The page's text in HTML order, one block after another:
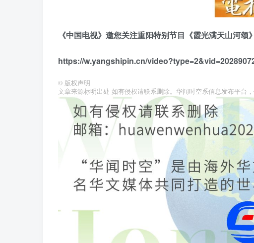
《中国电视》邀您关注重阳特别节目《霞光满天山河颂
https://w.yangshipin.cn/
© 版权声明
文章来源标明出处 如有侵权请联系删除。华闻时空系信息发布平台